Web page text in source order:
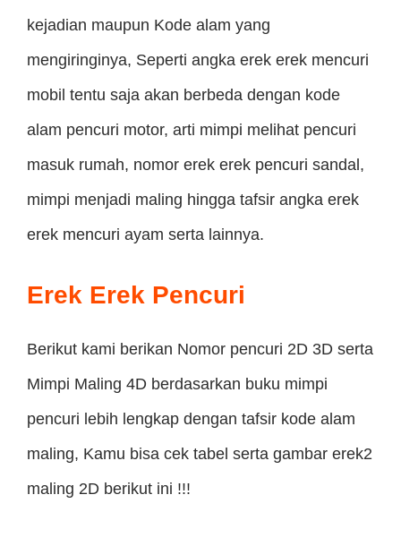
kejadian maupun Kode alam yang
mengiringinya, Seperti angka erek erek mencuri
mobil tentu saja akan berbeda dengan kode
alam pencuri motor, arti mimpi melihat pencuri
masuk rumah, nomor erek erek pencuri sandal,
mimpi menjadi maling hingga tafsir angka erek
erek mencuri ayam serta lainnya.
Erek Erek Pencuri
Berikut kami berikan Nomor pencuri 2D 3D serta
Mimpi Maling 4D berdasarkan buku mimpi
pencuri lebih lengkap dengan tafsir kode alam
maling, Kamu bisa cek tabel serta gambar erek2
maling 2D berikut ini !!!